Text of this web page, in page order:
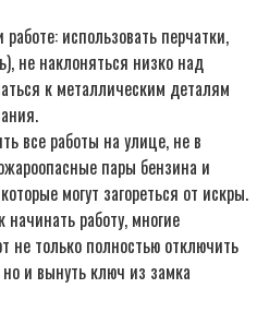
использовать перчатки,
не наклоняться низко над
к металлическим деталям
все работы на улице, не в
пары бензина и
могут загореться от искры.
работу, многие
не только полностью отключить
и вынуть ключ из замка